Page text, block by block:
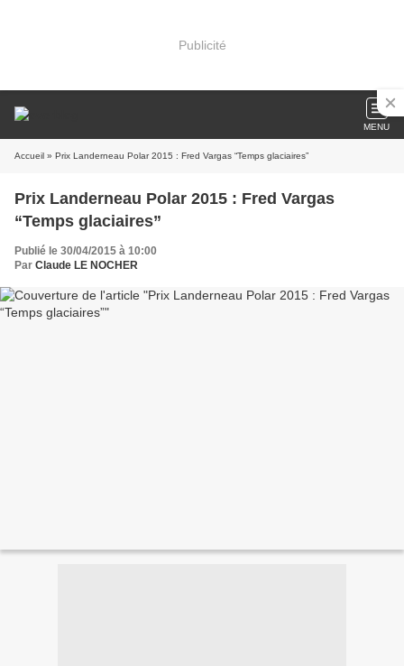
Publicité
MENU
Accueil » Prix Landerneau Polar 2015 : Fred Vargas “Temps glaciaires”
Prix Landerneau Polar 2015 : Fred Vargas
“Temps glaciaires”
Publié le 30/04/2015 à 10:00
Par Claude LE NOCHER